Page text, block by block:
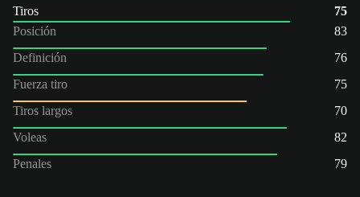
Tiros
75
Posición
83
Definición
76
Fuerza tiro
75
Tiros largos
70
Voleas
82
Penales
79